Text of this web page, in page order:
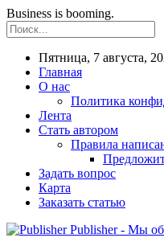
Business is booming.
Пятница, 7 августа,
Главная
О нас
Политика
Лента
Стать автором
Правила
Задать вопрос
Карта
Заказать статью
Publisher - Мы